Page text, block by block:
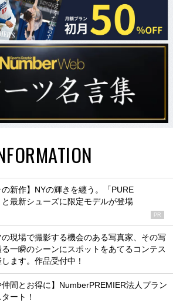
の新作】NYの輝きを纏う。「PURE
と最新シューズに限定モデルが登場
PR
の現場で撮影する機会のある写真家、その写
一瞬のシーンにスポットをあてるコンテス
します。作品受付中！
仲間とお得に】NumberPREMIER法人プラン
ート！